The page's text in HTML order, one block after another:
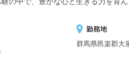
勤務地
群馬県邑楽郡大